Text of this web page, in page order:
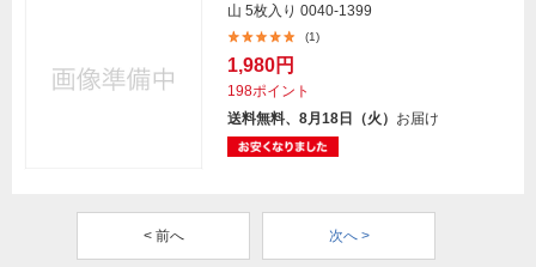
山 5枚入り 0040-1399
(1)
1,980円
198ポイント
送料無料、8月18日（火） お届け
< 前へ 次へ >